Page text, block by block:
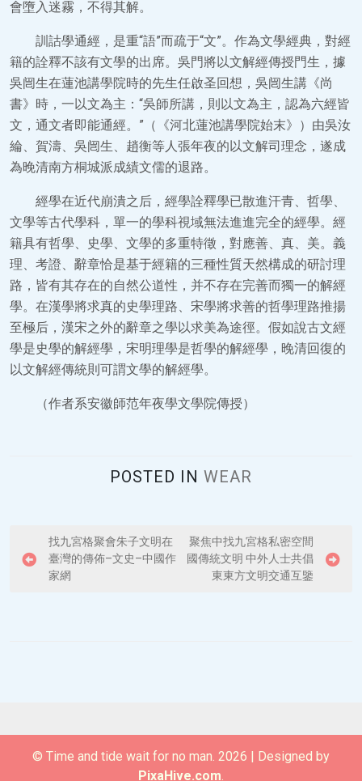
會墮入迷霧，不得其解。
訓詁學通經，是重“語”而疏于“文”。作為文學經典，對經
籍的詮釋不該有文學的出席。吳門將以文解經傳授門生，據
吳闿生在蓮池講學院時的先生任啟圣回想，吳闿生講《尚
書》時，一以文為主：“吳師所講，則以文為主，認為六經皆
文，通文者即能通經。”（《河北蓮池講學院始末》）由吳汝
綸、賀濤、吳闿生、趙衡等人張年夜的以文解司理念，遂成
為晚清南方桐城派成績文儒的退路。
經學在近代崩潰之后，經學詮釋學已散進汗青、哲學、
文學等古代學科，單一的學科視域無法進進完全的經學。經
籍具有哲學、史學、文學的多重特徵，對應善、真、美。義
理、考證、辭章恰是基于經籍的三種性質天然構成的研討理
路，皆有其存在的自然公道性，并不存在完善而獨一的解經
學。在漢學將求真的史學理路、宋學將求善的哲學理路推揚
至極后，漢宋之外的辭章之學以求美為途徑。假如說古文經
學是史學的解經學，宋明理學是哲學的解經學，晚清回復的
以文解經傳統則可謂文學的解經學。
（作者系安徽師范年夜學文學院傳授）
POSTED IN WEAR
o
g
找九宮格聚會朱子文明在
臺灣的傳佈–文史–中國作
家網
聚焦中找九宮格私密空間
國傳統文明 中外人士共倡
東東方文明交通互鑒
© Time and tide wait for no man. 2026 | Designed by
PixaHive.com.